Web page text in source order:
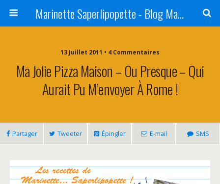
Marinette Saperlipopette - Blog Maman Angers Lifestyle - Ex Expat Montréal
13 Juillet 2011 • 4 Commentaires
Ma Jolie Pizza Maison – Ou Presque – Qui
Aurait Pu M’envoyer À Rome !
Partager Tweeter Épingler E-mail SMS